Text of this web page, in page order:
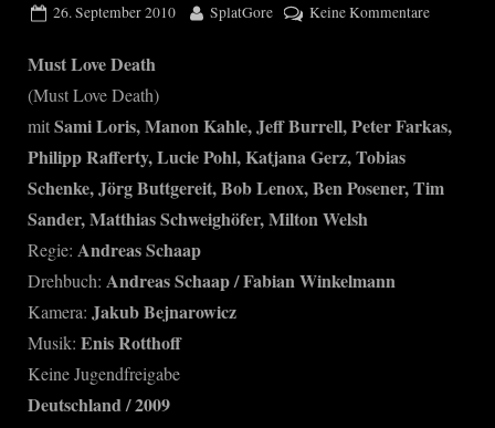
Posted
26. September 2010 By
SplatGore Keine Kommentarezu
Must Love Death
(Must Love Death)
mitSami Loris, Manon Kahle, Jeff Burrell, Peter Farkas,
Philipp Rafferty, Lucie Pohl, Katjana Gerz, Tobias
Schenke, Jörg Buttgereit, Bob Lenox, Ben Posener, Tim
Sander, Matthias Schweighöfer, Milton Welsh
Regie: Andreas Schaap
Drehbuch: Andreas Schaap / Fabian Winkelmann
Kamera: Jakub Bejnarowicz
Musik: Enis Rotthoff
Keine Jugendfreigabe
Deutschland / 2009